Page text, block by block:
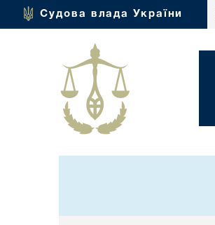
Судова влада України